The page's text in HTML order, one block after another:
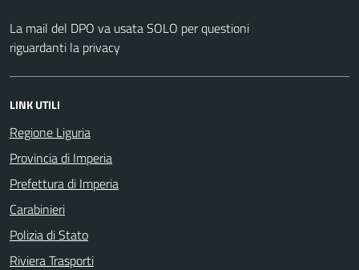
La mail del DPO va usata SOLO per questioni
riguardanti la privacy
LINK UTILI
Regione Liguria
Provincia di Imperia
Prefettura di Imperia
Carabinieri
Polizia di Stato
Riviera Trasporti